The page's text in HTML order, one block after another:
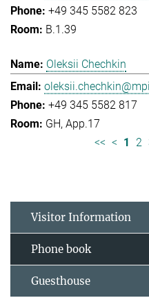
+49 345 5582 823
B.1.39
Oleksii Chechkin
+49 345 5582 817
GH, App.17
<< < 1 2
Visitor Information
Phone book
Guesthouse